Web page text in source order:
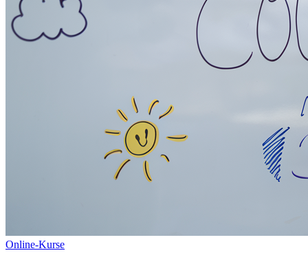
Online-Kurse